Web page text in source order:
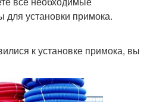
установки примока.
к установке примока, вы